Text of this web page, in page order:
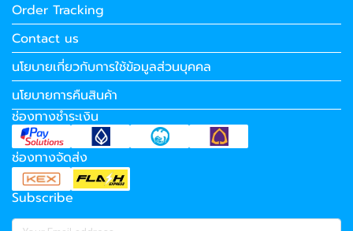
Order Tracking
Contact us
นโยบายเกี่ยวกับการใช้ข้อมูลส่วนบุคคล
นโยบายการคืนสินค้า
ช่องทางชำระเงิน
ช่องทางจัดส่ง
Subscribe